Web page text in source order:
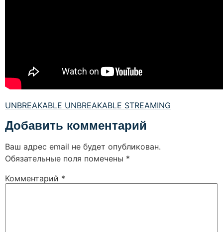
UNBREAKABLE UNBREAKABLE STREAMING
Добавить комментарий
Ваш адрес email не будет опубликован.
Обязательные поля помечены *
Комментарий *